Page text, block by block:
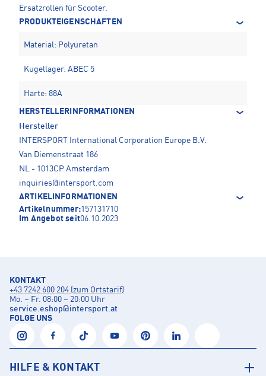
Ersatzrollen für Scooter.
PRODUKTEIGENSCHAFTEN
Material: Polyuretan
Kugellager: ABEC 5
Härte: 88A
HERSTELLERINFORMATIONEN
Hersteller
INTERSPORT International Corporation Europe B.V.
Van Diemenstraat 186
NL - 1013CP Amsterdam
inquiries@intersport.com
ARTIKELINFORMATIONEN
Artikelnummer:157131710
Im Angebot seit06.10.2023
KONTAKT
+43 7242 600 204 (zum Ortstarif)
Mo. – Fr. 08:00 – 20:00 Uhr
service.eshop@intersport.at
FOLGE UNS
HILFE & KONTAKT